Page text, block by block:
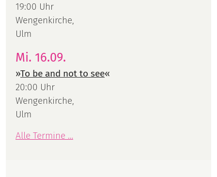
19:00 Uhr
Wengenkirche,
Ulm
Mi. 16.09.
»To be and not to see«
20:00 Uhr
Wengenkirche,
Ulm
Alle Termine …